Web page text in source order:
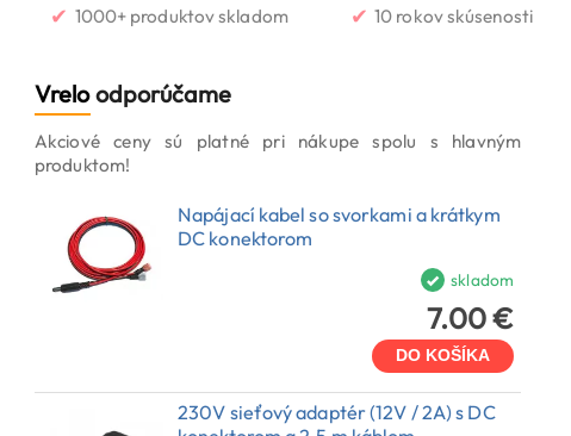
✔ 1000+ produktov skladom ✔ 10 rokov skúsenosti
Vreloodporúčame
Akciové ceny sú platné pri nákupe spolu s hlavným
produktom!
Napájací kabel so svorkami a krátkym
DC konektorom
skladom
7.00 €
DO KOŠÍKA
230V sieťový adaptér (12V / 2A) s DC